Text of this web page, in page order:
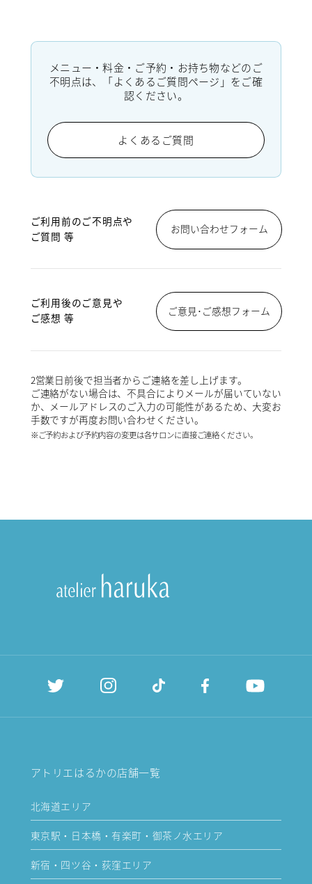
メニュー・料金・ご予約・お持ち物などのご
不明点は、「よくあるご質問ページ」をご確
認ください。
よくあるご質問
ご利用前のご不明点や
ご質問 等
お問い合わせフォーム
ご利用後のご意見や
ご感想 等
ご意見･ご感想フォーム
2営業日前後で担当者からご連絡を差し上げます。
ご連絡がない場合は、不具合によりメールが届いていない
か、メールアドレスのご入力の可能性があるため、大変お
手数ですが再度お問い合わせください。
※ご予約および予約内容の変更は各サロンに直接ご連絡ください。
アトリエはるかの店舗一覧
北海道エリア
東京駅・日本橋・有楽町・御茶ノ水エリア
新宿・四ツ谷・荻窪エリア